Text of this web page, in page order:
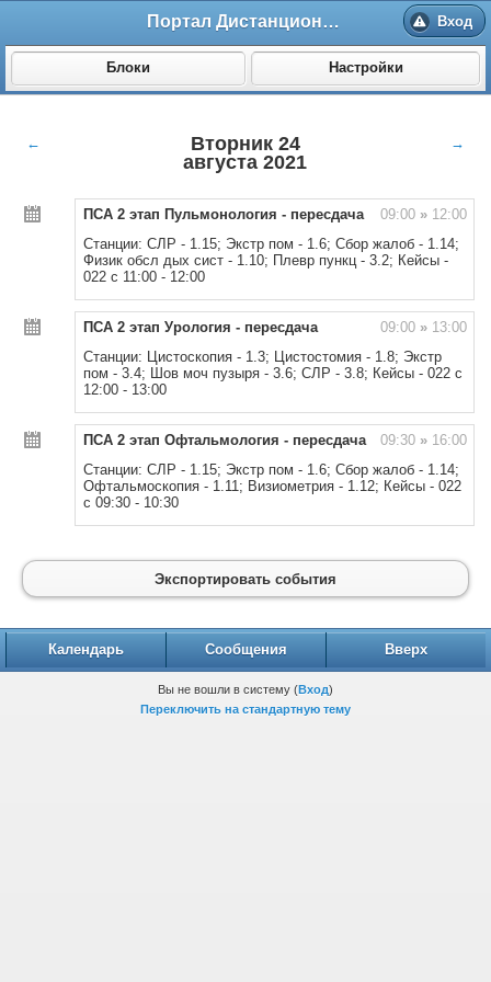
Портал Дистанционного обучения ВолгГМУ Вход
Блоки Настройки
←
Вторник 24
августа 2021
→
ПСА 2 этап Пульмонология - пересдача 09:00 »12:00
Станции: СЛР - 1.15; Экстр пом - 1.6; Сбор жалоб - 1.14;
Физик обсл дых сист - 1.10; Плевр пункц - 3.2; Кейсы -
022 с 11:00 - 12:00
ПСА 2 этап Урология - пересдача 09:00 »13:00
Станции: Цистоскопия - 1.3; Цистостомия - 1.8; Экстр
пом - 3.4; Шов моч пузыря - 3.6; СЛР - 3.8; Кейсы - 022 с
12:00 - 13:00
ПСА 2 этап Офтальмология - пересдача 09:30 »16:00
Станции: СЛР - 1.15; Экстр пом - 1.6; Сбор жалоб - 1.14;
Офтальмоскопия - 1.11; Визиометрия - 1.12; Кейсы - 022
с 09:30 - 10:30
Экспортировать события
Календарь Сообщения Вверх
Вы не вошли в систему (Вход)
Переключить на стандартную тему